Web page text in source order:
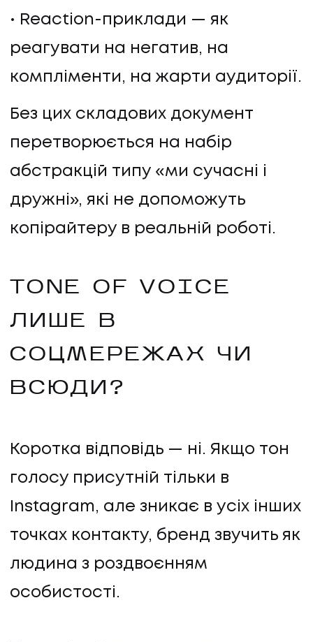
Reaction-приклади — як
реагувати на негатив, на
компліменти, на жарти аудиторії.
Без цих складових документ
перетворюється на набір
абстракцій типу «ми сучасні і
дружні», які не допоможуть
копірайтеру в реальній роботі.
TONE OF VOICE
ЛИШЕ В
СОЦМЕРЕЖАХ ЧИ
ВСЮДИ?
Коротка відповідь — ні. Якщо тон
голосу присутній тільки в
Instagram, але зникає в усіх інших
точках контакту, бренд звучить як
людина з роздвоєнням
особистості.